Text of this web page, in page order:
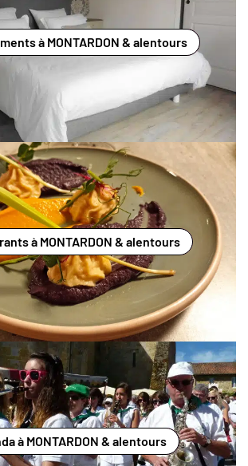
à MONTARDON & alentours
à MONTARDON & alentours
à MONTARDON & alentours